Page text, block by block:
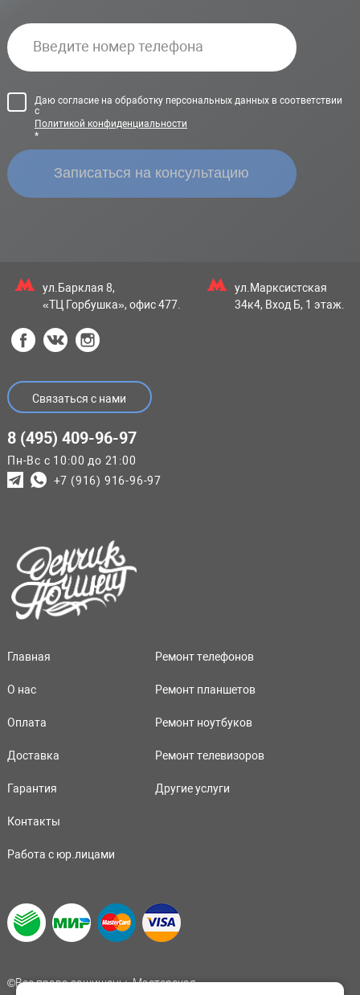
Даю согласие на обработку персональных данных в соответствии
с
Политикой конфиденциальности
*
ул.Барклая 8,
«ТЦ Горбушка», офис 477.
ул.Марксистская
34к4, Вход Б, 1 этаж.
Связаться с нами
8 (495) 409-96-97
Пн-Вс с 10:00 до 21:00
+7 (916) 916-96-97
Главная
О нас
Оплата
Доставка
Гарантия
Контакты
Работа с юр.лицами
Ремонт телефонов
Ремонт планшетов
Ремонт ноутбуков
Ремонт телевизоров
Другие услуги
©Все права защищены. Мастерская